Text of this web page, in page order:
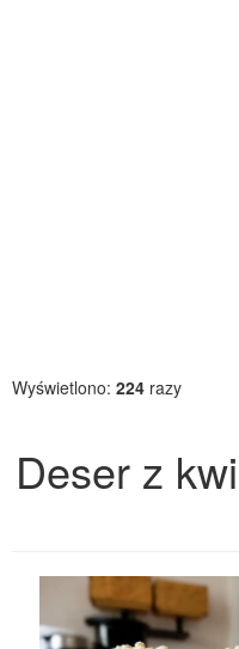
Wyświetlono: 224 razy
Deser z